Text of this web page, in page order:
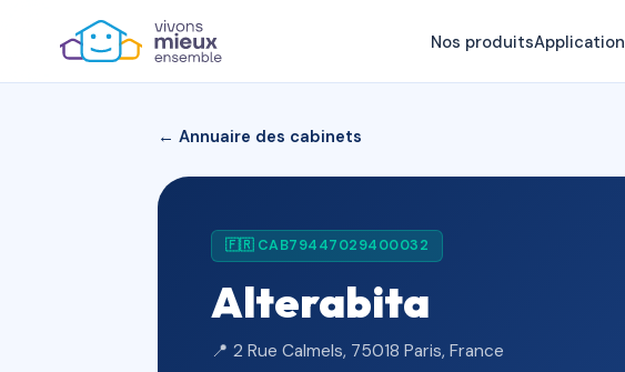
Nos produitsApplication
← Annuaire des cabinets
🇫🇷 CAB79447029400032
Alterabita
📍 2 Rue Calmels, 75018 Paris, France